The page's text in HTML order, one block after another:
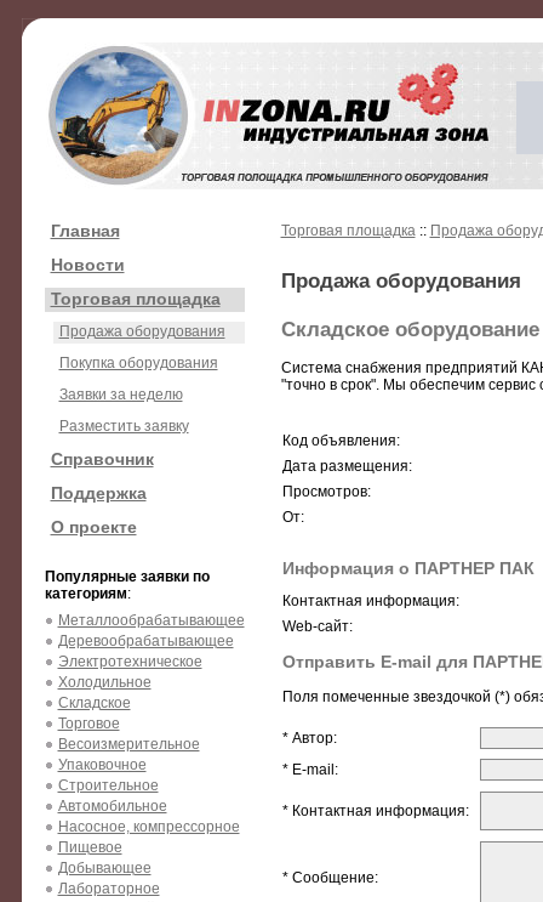
Главная
Новости
Торговая площадка
Продажа оборудования
Покупка оборудования
Заявки за неделю
Разместить заявку
Справочник
Поддержка
О проекте
Популярные заявки по
категориям:
Металлообрабатывающее
Деревообрабатывающее
Электротехническое
Холодильное
Складское
Торговое
Весоизмерительное
Упаковочное
Строительное
Автомобильное
Насосное, компрессорное
Пищевое
Добывающее
Лабораторное
Торговая площадка:: Продажа
Продажа оборудования
Складское оборудование
Система снабжения предприятий
"точно в срок". Мы обеспечим
Код объявления:
Дата размещения:
Просмотров:
От:
Информация о ПАРТНЕР ПАК
Контактная информация:
Web-сайт:
Отправить E-mail для
Поля помеченные звездочкой (*)
* Автор:
* E-mail:
* Контактная информация:
* Сообщение: